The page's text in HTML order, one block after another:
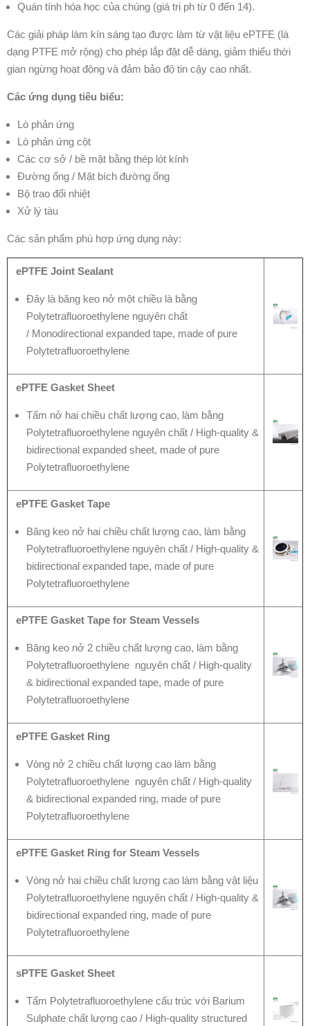
Quán tính hóa học của chúng (giá trị ph từ 0 đến 14).
Các giải pháp làm kín sáng tạo được làm từ vật liệu ePTFE (là
dạng PTFE mở rộng) cho phép lắp đặt dễ dàng, giảm thiểu thời
gian ngừng hoạt động và đảm bảo độ tin cậy cao nhất.
Các ứng dụng tiêu biểu:
Lò phản ứng
Lò phản ứng cột
Các cơ sở / bề mặt bằng thép lót kính
Đường ống / Mặt bích đường ống
Bộ trao đổi nhiệt
Xử lý tàu
Các sản phẩm phù hợp ứng dụng này:
ePTFE Joint Sealant
Đây là băng keo nở một chiều là bằng
Polytetrafluoroethylene nguyên chất
/ Monodirectional expanded tape, made of pure
Polytetrafluoroethylene
ePTFE Gasket Sheet
Tấm nở hai chiều chất lượng cao, làm bằng
Polytetrafluoroethylene nguyên chất / High-quality &
bidirectional expanded sheet, made of pure
Polytetrafluoroethylene
ePTFE Gasket Tape
Băng keo nở hai chiều chất lượng cao, làm bằng
Polytetrafluoroethylene nguyên chất / High-quality &
bidirectional expanded tape, made of pure
Polytetrafluoroethylene
ePTFE Gasket Tape for Steam Vessels
Băng keo nở 2 chiều chất lượng cao, làm bằng
Polytetrafluoroethylene nguyên chất / High-quality
& bidirectional expanded tape, made of pure
Polytetrafluoroethylene
ePTFE Gasket Ring
Vòng nở 2 chiều chất lượng cao làm bằng
Polytetrafluoroethylene nguyên chất / High-quality
& bidirectional expanded ring, made of pure
Polytetrafluoroethylene
ePTFE Gasket Ring for Steam Vessels
Vòng nở hai chiều chất lượng cao làm bằng vật liệu
Polytetrafluoroethylene nguyên chất / High-quality &
bidirectional expanded ring, made of pure
Polytetrafluoroethylene
sPTFE Gasket Sheet
Tấm Polytetrafluoroethylene cấu trúc với Barium
Sulphate chất lượng cao / High-quality structured